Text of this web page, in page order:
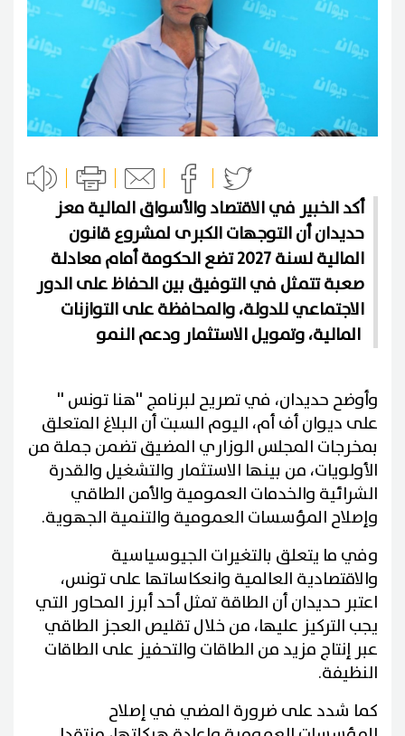
أكد الخبير في الاقتصاد والأسواق المالية معز
حديدان أن التوجهات الكبرى لمشروع قانون
المالية لسنة 2027 تضع الحكومة أمام معادلة
صعبة تتمثل في التوفيق بين الحفاظ على الدور
الاجتماعي للدولة، والمحافظة على التوازنات
وأوضح حديدان، في تصريح لبرنامج ''هنا تونس ''
على ديوان أف أم، اليوم السبت أن البلاغ المتعلق
بمخرجات المجلس الوزاري المضيق تضمن جملة من
الأولويات، من بينها الاستثمار والتشغيل والقدرة
الشرائية والخدمات العمومية والأمن الطاقي
وإصلاح المؤسسات العمومية والتنمية الجهوية.
وفي ما يتعلق بالتغيرات الجيوسياسية
والاقتصادية العالمية وانعكاساتها على تونس،
اعتبر حديدان أن الطاقة تمثل أحد أبرز المحاور التي
يجب التركيز عليها، من خلال تقليص العجز الطاقي
عبر إنتاج مزيد من الطاقات والتحفيز على الطاقات
النظيفة.
كما شدد على ضرورة المضي في إصلاح